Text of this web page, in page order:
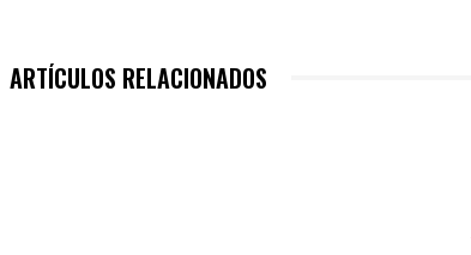
ARTÍCULOS RELACIONADOS